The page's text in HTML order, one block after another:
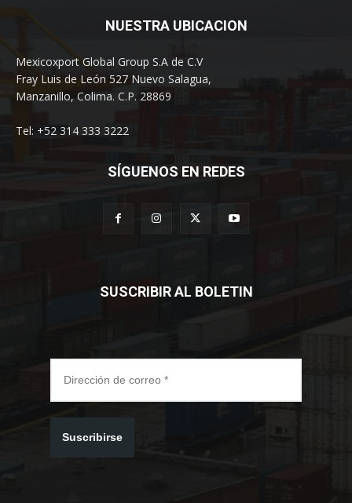
NUESTRA UBICACION
Mexicoxport Global Group S.A de C.V
Fray Luis de León 527 Nuevo Salagua,
Manzanillo, Colima. C.P. 28869
Tel: +52 314 333 3222
SÍGUENOS EN REDES
SUSCRIBIR AL BOLETIN
Suscribirse